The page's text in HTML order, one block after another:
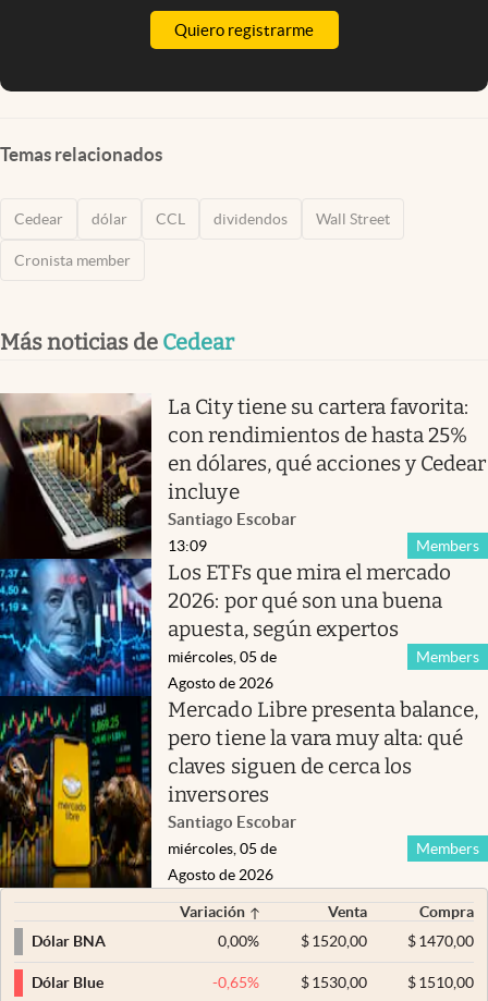
Quiero registrarme
Temas relacionados
Cedear dólar CCL dividendos Wall Street
Cronista member
Más noticias de Cedear
La City tiene su cartera favorita:
con rendimientos de hasta 25%
en dólares, qué acciones y Cedear
incluye
Santiago Escobar
Members
13:09
Los ETFs que mira el mercado
2026: por qué son una buena
apuesta, según expertos
Members
miércoles, 05 de
Agosto de 2026
Mercado Libre presenta balance,
pero tiene la vara muy alta: qué
claves siguen de cerca los
inversores
Santiago Escobar
Members
miércoles, 05 de
Agosto de 2026
Variación Venta
Compra
Dólar BNA
0,00% $ 1520,00 $1470,00
Dólar Blue -0,65% $ 1530,00 $1510,00